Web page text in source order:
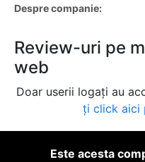
Despre companie:
Review-uri pe
web
Doar userii logați au
ți click aici
Este acesta